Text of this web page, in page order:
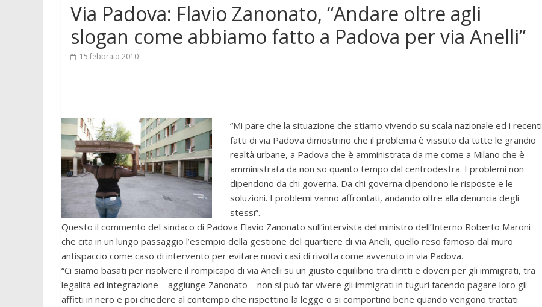
Via Padova: Flavio Zanonato, “Andare oltre agli
slogan come abbiamo fatto a Padova per via Anelli”
15 febbraio 2010
“Mi pare che la situazione che stiamo vivendo su scala nazionale ed i recenti
fatti di via Padova dimostrino che il problema è vissuto da tutte le grandio
realtà urbane, a Padova che è amministrata da me come a Milano che è
amministrata da non so quanto tempo dal centrodestra. I problemi non
dipendono da chi governa. Da chi governa dipendono le risposte e le
soluzioni. I problemi vanno affrontati, andando oltre alla denuncia degli
stessi”.
Questo il commento del sindaco di Padova Flavio Zanonato sull’intervista del ministro dell’Interno Roberto Maroni
che cita in un lungo passaggio l’esempio della gestione del quartiere di via Anelli, quello reso famoso dal muro
antispaccio come caso di intervento per evitare nuovi casi di rivolta come avvenuto in via Padova.
“Ci siamo basati per risolvere il rompicapo di via Anelli su un giusto equilibrio tra diritti e doveri per gli immigrati, tra
legalità ed integrazione – aggiunge Zanonato – non si può far vivere gli immigrati in tuguri facendo pagare loro gli
affitti in nero e poi chiedere al contempo che rispettino la legge o si comportino bene quando vengono trattati